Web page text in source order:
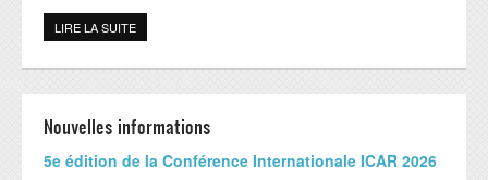
LIRE LA SUITE
Nouvelles informations
​5e édition de la Conférence Internationale ICAR 2026